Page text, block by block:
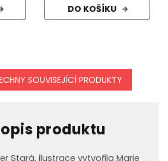
DO KOŠÍKU
SOUVISEJÍCÍ PRODUKTY
produktu
Stará, ilustrace vytvořila Marie